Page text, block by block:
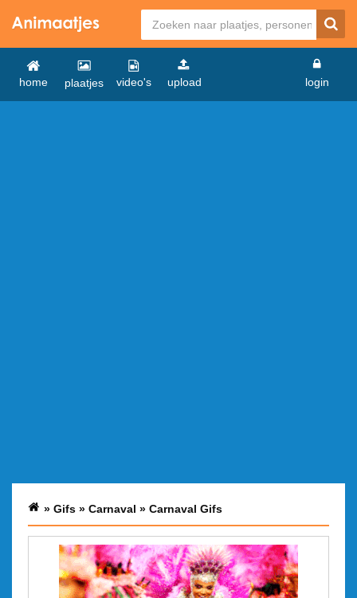
home plaatjes video's upload login
» Gifs » Carnaval » Carnaval Gifs